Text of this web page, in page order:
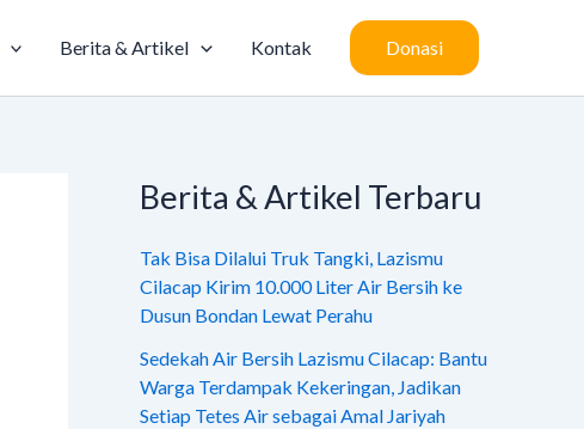
Berita & Artikel Kontak Donasi
Berita & Artikel Terbaru
Tak Bisa Dilalui Truk Tangki, Lazismu
Cilacap Kirim 10.000 Liter Air Bersih ke
Dusun Bondan Lewat Perahu
Sedekah Air Bersih Lazismu Cilacap: Bantu
Warga Terdampak Kekeringan, Jadikan
Setiap Tetes Air sebagai Amal Jariyah